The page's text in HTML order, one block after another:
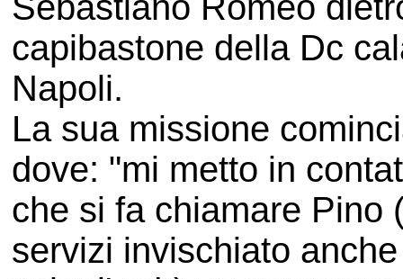
capibastone della Dc
Napoli.
La sua missione
dove: "mi metto in
che si fa chiamare Pino
servizi invischiato